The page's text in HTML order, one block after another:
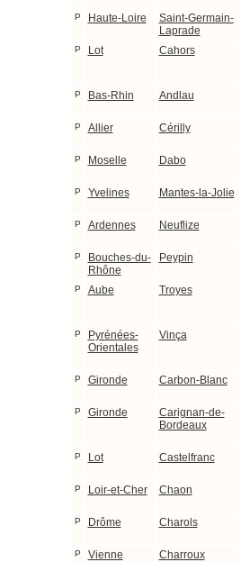
P Haute-Loire
Saint-Germain-
Laprade
P Lot Cahors
P Bas-Rhin Andlau
P Allier Cérilly
P Moselle Dabo
P Yvelines Mantes-la-Jolie
P Ardennes Neuflize
P
Bouches-du-
Rhône
Peypin
P Aube Troyes
P
Pyrénées-
Orientales
Vinça
P Gironde Carbon-Blanc
P Gironde
Carignan-de-
Bordeaux
P Lot Castelfranc
P Loir-et-Cher Chaon
P Drôme Charols
P Vienne Charroux